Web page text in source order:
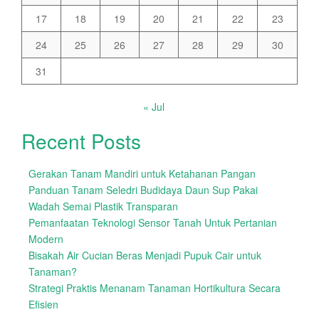
17
18 19 20 21 22
23
24
25 26 27 28 29
30
31
« Jul
Recent Posts
Gerakan Tanam Mandiri untuk Ketahanan Pangan
Panduan Tanam Seledri Budidaya Daun Sup Pakai
Wadah Semai Plastik Transparan
Pemanfaatan Teknologi Sensor Tanah Untuk Pertanian
Modern
Bisakah Air Cucian Beras Menjadi Pupuk Cair untuk
Tanaman?
Strategi Praktis Menanam Tanaman Hortikultura Secara
Efisien